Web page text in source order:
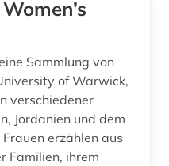
Sammlung von
of Warwick,
verschiedener
Jordanien und dem
erzählen aus
Familien, ihrem